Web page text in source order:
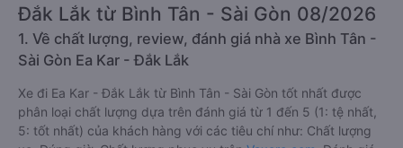
Đắk Lắk từ Bình Tân - Sài Gòn 08/2026
1. Về chất lượng, review, đánh giá nhà xe Bình Tân -
Sài Gòn Ea Kar - Đắk Lắk
Xe đi Ea Kar - Đắk Lắk từ Bình Tân - Sài Gòn tốt nhất được
phân loại chất lượng dựa trên đánh giá từ 1 đến 5 (1: tệ nhất,
5: tốt nhất) của khách hàng với các tiêu chí như: Chất lượng